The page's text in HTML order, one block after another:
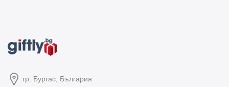
гр. Бургас, България